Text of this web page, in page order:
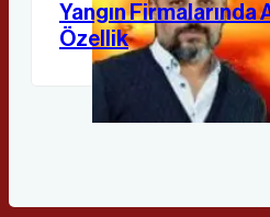
Yangın Firmalarında
Özellik